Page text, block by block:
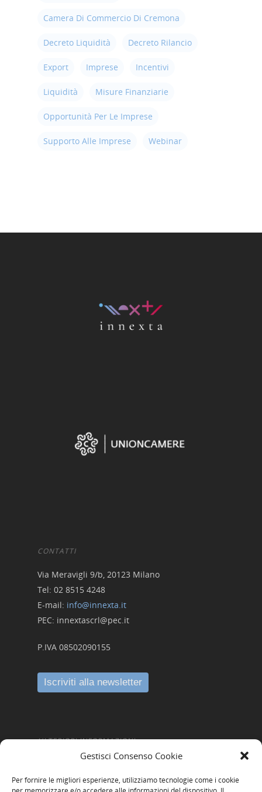
Gestisci Consenso Cookie
Per fornire le migliori esperienze, utilizziamo tecnologie come i cookie
Camera Di Commercio Di Cremona
Decreto Liquidità Decreto Rilancio
Export Imprese Incentivi
Liquidità Misure Finanziarie
Opportunità Per Le Imprese
Supporto Alle Imprese Webinar
CONTATTI
Via Meravigli 9/b, 20123 Milano
Tel: 02 8515 4248
E-mail: info@innexta.it
PEC: innextascrl@pec.it
P.IVA 08502090155
ULTERIORI INFORMAZIONI
Informativa Privacy